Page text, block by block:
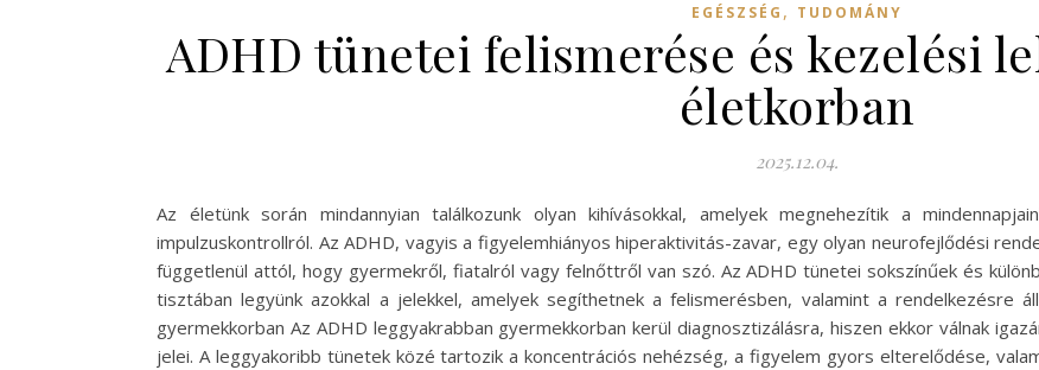
EGÉSZSÉG , TUDOMÁNY
ADHD tünetei felismerése és kezelési
életkorban
2025.12.04.
Az életünk során mindannyian találkozunk olyan kihívásokkal, amelyek megnehezítik a
impulzuskontrollról. Az ADHD, vagyis a figyelemhiányos hiperaktivitás-zavar, egy olyan neurofejlődési
függetlenül attól, hogy gyermekről, fiatalról vagy felnőttről van szó. Az ADHD tünetei sokszínűek és
tisztában legyünk azokkal a jelekkel, amelyek segíthetnek a felismerésben, valamint a rendelkezésre
gyermekkorban Az ADHD leggyakrabban gyermekkorban kerül diagnosztizálásra, hiszen ekkor válnak
jelei. A leggyakoribb tünetek közé tartozik a koncentrációs nehézség, a figyelem gyors elterelődése,